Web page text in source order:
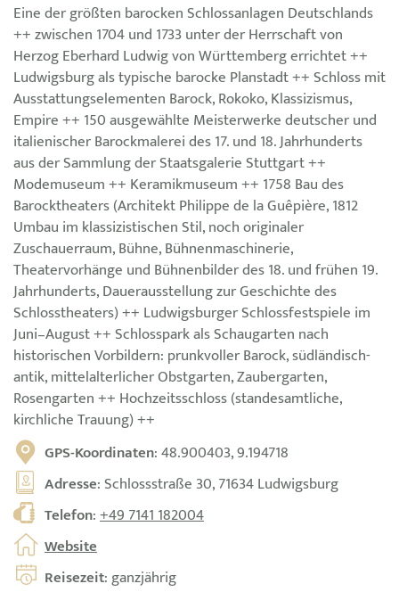
Eine der größten barocken Schlossanlagen Deutschlands
++ zwischen 1704 und 1733 unter der Herrschaft von
Herzog Eberhard Ludwig von Württemberg errichtet ++
Ludwigsburg als typische barocke Planstadt ++ Schloss mit
Ausstattungselementen Barock, Rokoko, Klassizismus,
Empire ++ 150 ausgewählte Meisterwerke deutscher und
italienischer Barockmalerei des 17. und 18. Jahrhunderts
aus der Sammlung der Staatsgalerie Stuttgart ++
Modemuseum ++ Keramikmuseum ++ 1758 Bau des
Barocktheaters (Architekt Philippe de la Guêpière, 1812
Umbau im klassizistischen Stil, noch originaler
Zuschauerraum, Bühne, Bühnenmaschinerie,
Theatervorhänge und Bühnenbilder des 18. und frühen 19.
Jahrhunderts, Dauerausstellung zur Geschichte des
Schlosstheaters) ++ Ludwigsburger Schlossfestspiele im
Juni–August ++ Schlosspark als Schaugarten nach
historischen Vorbildern: prunkvoller Barock, südländisch-
antik, mittelalterlicher Obstgarten, Zaubergarten,
Rosengarten ++ Hochzeitsschloss (standesamtliche,
kirchliche Trauung) ++
GPS-Koordinaten: 48.900403, 9.194718
Adresse: Schlossstraße 30, 71634 Ludwigsburg
Telefon:+49 7141 182004
Website
Reisezeit: ganzjährig